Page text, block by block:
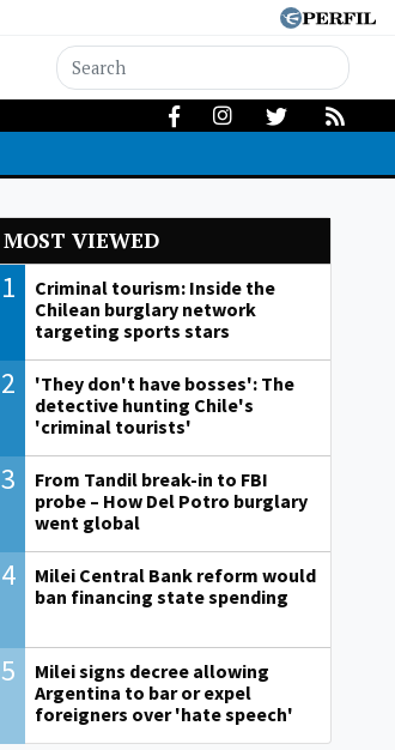
MOST VIEWED
1
Criminal tourism: Inside the
Chilean burglary network
targeting sports stars
2
'They don't have bosses': The
detective hunting Chile's
'criminal tourists'
3
From Tandil break-in to FBI
probe – How Del Potro burglary
went global
4
Milei Central Bank reform would
ban financing state spending
5
Milei signs decree allowing
Argentina to bar or expel
foreigners over 'hate speech'